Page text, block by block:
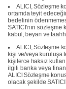
ALICI,Sözleşme
ortamdateyit
bedelinin
SATICI’nın sözleşme
kabul, beyan ve
ALICI, Sözleşme
kişi ve/veya kuruluşa
kişilerce haksız
ilgili banka veya
ALICISözleşme
olacak şekilde